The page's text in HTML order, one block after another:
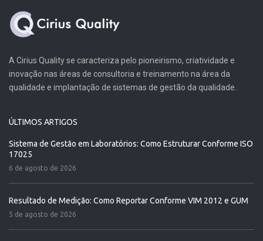
A Cirius Quality se caracteriza pelo pioneirismo, criatividade e
inovação nas áreas de consultoria e treinamento na área da
qualidade e implantação de sistemas de gestão da qualidade.
ÚLTIMOS ARTIGOS
Sistema de Gestão em Laboratórios: Como Estruturar Conforme ISO
17025
6 de agosto de 2026
Resultado de Medição: Como Reportar Conforme VIM 2012 e GUM
5 de agosto de 2026